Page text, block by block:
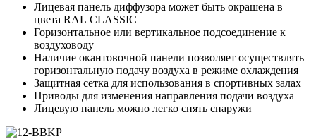
Лицевая панель диффузора может быть окрашена в
цвета RAL CLASSIC
Горизонтальное или вертикальное подсоединение к
воздуховоду
Наличие окантовочной панели позволяет осуществлять
горизонтальную подачу воздуха в режиме охлаждения
Защитная сетка для использования в спортивных залах
Приводы для изменения направления подачи воздуха
Лицевую панель можно легко снять снаружи